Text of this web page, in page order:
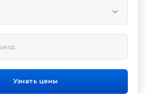
Узнать цены